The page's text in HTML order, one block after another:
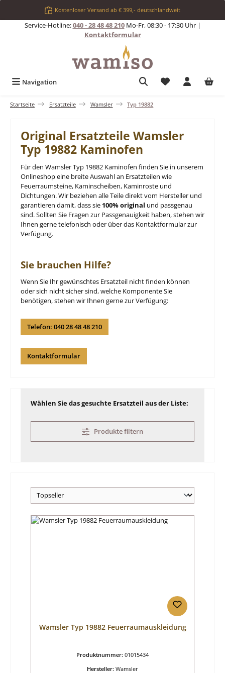
Zum Hauptinhalt springenKostenloser Versand ab € 399,- deutschlandweit
Service-Hotline:040 - 28 48 48 210Mo-Fr, 08:30 - 17:30 Uhr |
Kontaktformular
Navigation Du hast 0
Startseite Ersatzteile Wamsler Typ 19882
Original Ersatzteile Wamsler
Typ 19882 Kaminofen
Für den Wamsler Typ 19882 Kaminofen finden Sie in unserem
Onlineshop eine breite Auswahl an Ersatzteilen wie
Feuerraumsteine, Kaminscheiben, Kaminroste und
Dichtungen. Wir beziehen alle Teile direkt vom Hersteller und
garantieren damit, dass sie 100% original und passgenau
sind. Sollten Sie Fragen zur Passgenauigkeit haben, stehen wir
Ihnen gerne telefonisch oder über das Kontaktformular zur
Verfügung.
Sie brauchen Hilfe?
Wenn Sie Ihr gewünschtes Ersatzteil nicht finden können
oder sich nicht sicher sind, welche Komponente Sie
benötigen, stehen wir Ihnen gerne zur Verfügung:
Telefon: 040 28 48 48 210
Kontaktformular
Wählen Sie das gesuchte Ersatzteil aus der Liste:
Produkte filtern
Wamsler Typ 19882 Feuerraumauskleidung
Produktnummer: 01015434
Hersteller: Wamsler